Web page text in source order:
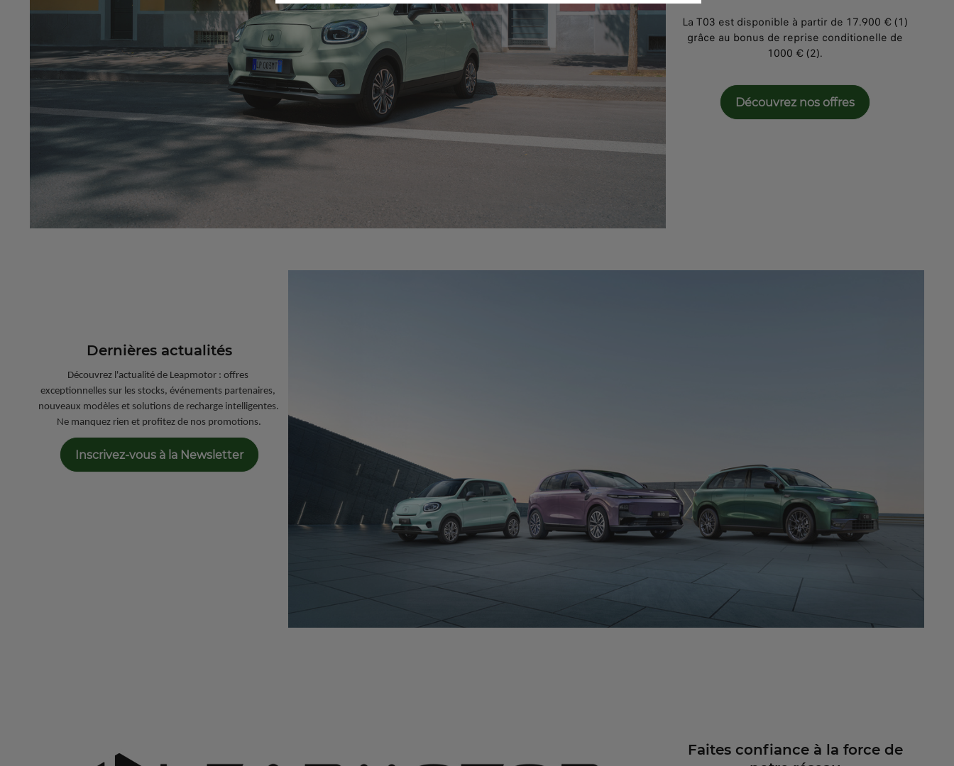
La T03 est disponible à partir de 17.900 € (1)
grâce au bonus de reprise conditionelle de
1000 € (2).
Découvrez nos offres
Dernières actualités
Découvrez l'actualité de Leapmotor : offres
exceptionnelles sur les stocks, événements partenaires,
nouveaux modèles et solutions de recharge intelligentes.
Ne manquez rien et profitez de nos promotions.
Inscrivez-vous à la Newsletter
Faites confiance à la force de